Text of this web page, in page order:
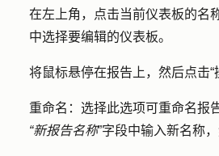
在左上角，点击当前仪表板的名
中选择要编辑的仪表板。
将鼠标悬停在报告上，然后点击“
重命名： 选择此选项可重命名报
“新报告名称”字段中输入新名称